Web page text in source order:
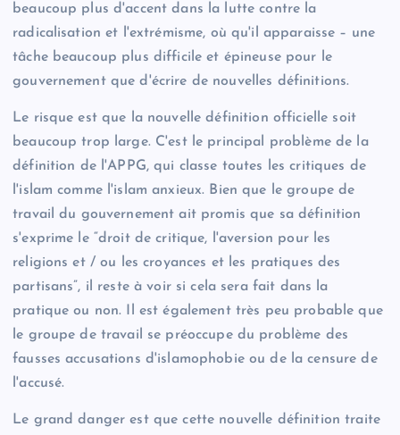
beaucoup plus d'accent dans la lutte contre la
radicalisation et l'extrémisme, où qu'il apparaisse – une
tâche beaucoup plus difficile et épineuse pour le
gouvernement que d'écrire de nouvelles définitions.
Le risque est que la nouvelle définition officielle soit
beaucoup trop large. C'est le principal problème de la
définition de l'APPG, qui classe toutes les critiques de
l'islam comme l'islam anxieux. Bien que le groupe de
travail du gouvernement ait promis que sa définition
s'exprime le “droit de critique, l'aversion pour les
religions et / ou les croyances et les pratiques des
partisans”, il reste à voir si cela sera fait dans la
pratique ou non. Il est également très peu probable que
le groupe de travail se préoccupe du problème des
fausses accusations d'islamophobie ou de la censure de
l'accusé.
Le grand danger est que cette nouvelle définition traite